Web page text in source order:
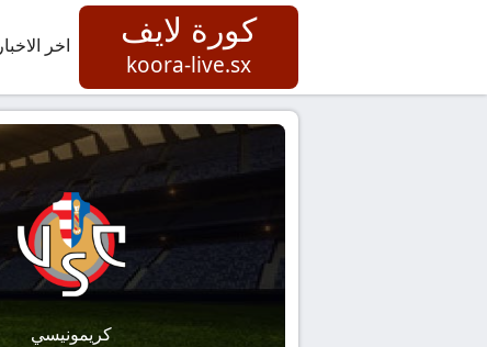
كورة لايف
koora-live.sx
اخر الاخبار
كريمونيسي